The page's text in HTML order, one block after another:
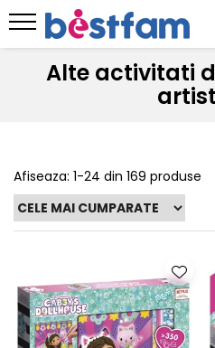
Alte activitati
Afiseaza: 1-24 din 169 produse